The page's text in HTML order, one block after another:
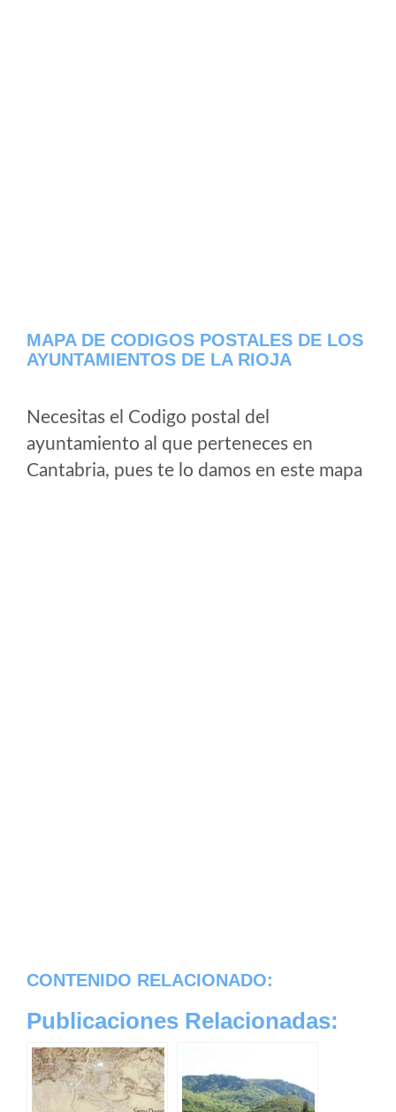
MAPA DE CODIGOS POSTALES DE LOS
AYUNTAMIENTOS DE LA RIOJA
Necesitas el Codigo postal del
ayuntamiento al que perteneces en
Cantabria, pues te lo damos en este mapa
CONTENIDO RELACIONADO:
Publicaciones Relacionadas: